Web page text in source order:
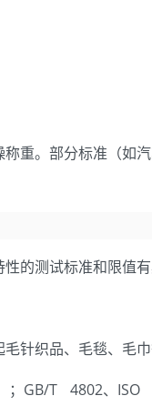
重。部分标准（如
的测试标准和限值有
针织品、毛毯、毛巾
GB/T 4802、ISO